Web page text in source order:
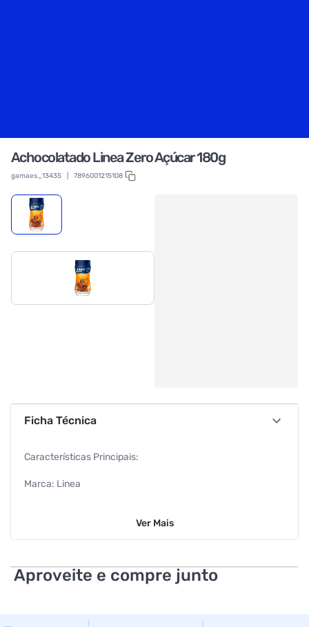
Achocolatado Linea Zero Açúcar 180g
gamaes_13435 7896001215108
Ficha Técnica
Características Principais:
Marca: Linea
Zero açúcar e gorduras
Com cacau e alfarroba
Ver Mais
Aproveite e compre junto